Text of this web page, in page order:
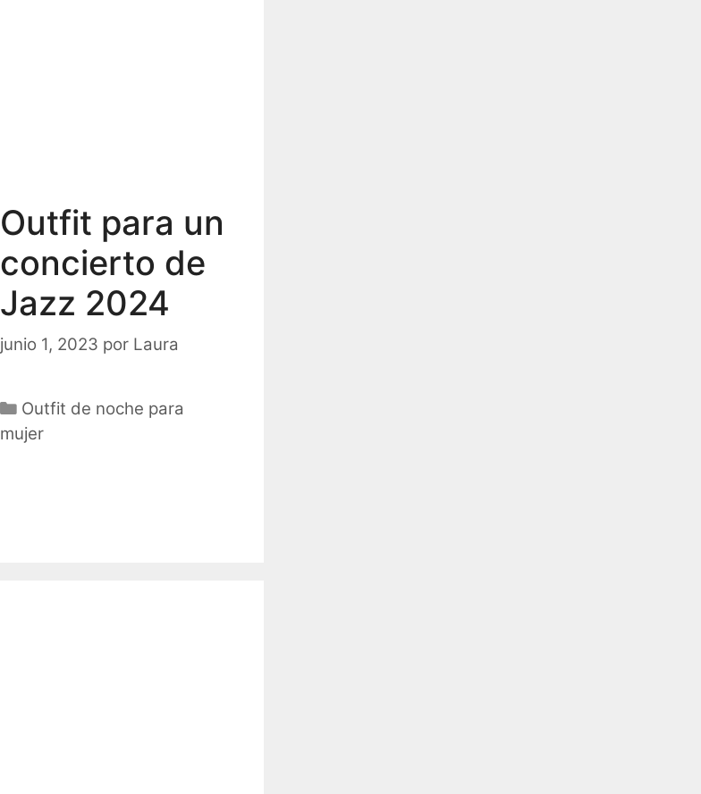
Outfit para un
concierto de
Jazz 2024
junio 1, 2023 por Laura
Categorías
Outfit de noche para
mujer